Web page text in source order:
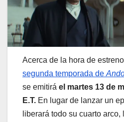
Acerca de la hora de
segunda temporada de
se emitirá el martes 13 de
E.T. En lugar de lanzar un
liberará todo su cuarto